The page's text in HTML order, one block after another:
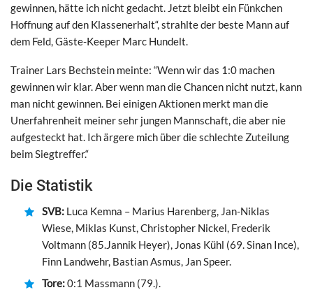
gewinnen, hätte ich nicht gedacht. Jetzt bleibt ein Fünkchen
Hoffnung auf den Klassenerhalt“, strahlte der beste Mann auf
dem Feld, Gäste-Keeper Marc Hundelt.
Trainer Lars Bechstein meinte: “Wenn wir das 1:0 machen
gewinnen wir klar. Aber wenn man die Chancen nicht nutzt, kann
man nicht gewinnen. Bei einigen Aktionen merkt man die
Unerfahrenheit meiner sehr jungen Mannschaft, die aber nie
aufgesteckt hat. Ich ärgere mich über die schlechte Zuteilung
beim Siegtreffer.“
Die Statistik
SVB: Luca Kemna – Marius Harenberg, Jan-Niklas
Wiese, Miklas Kunst, Christopher Nickel, Frederik
Voltmann (85.Jannik Heyer), Jonas Kühl (69. Sinan Ince),
Finn Landwehr, Bastian Asmus, Jan Speer.
Tore:0:1 Massmann (79.).